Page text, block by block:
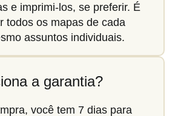
e imprimi-los, se preferir. É
todos os mapas de cada
assuntos individuais.
a garantia?
você tem 7 dias para